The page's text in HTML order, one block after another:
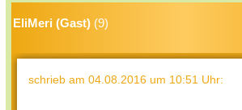
EliMeri (Gast) (9)
schrieb am 04.08.2016 um 10:51 Uhr: